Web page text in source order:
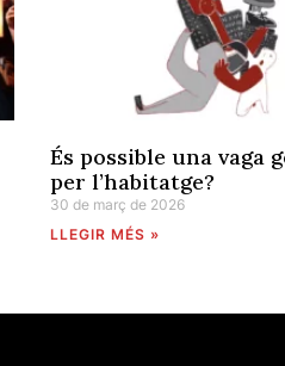
És possible una vaga
per l’habitatge?
30 de març de 2026
LLEGIR MÉS »